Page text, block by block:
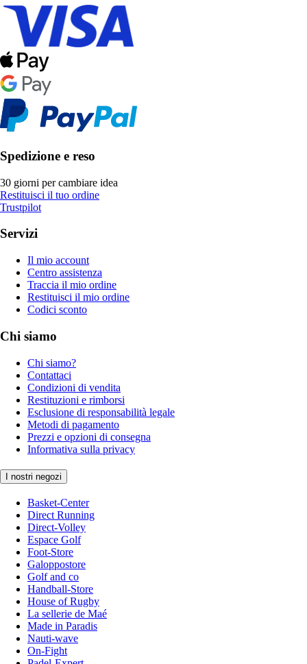
Spedizione e reso
30 giorni per cambiare idea
Restituisci il tuo ordine
Trustpilot
Servizi
Il mio account
Centro assistenza
Traccia il mio ordine
Restituisci il mio ordine
Codici sconto
Chi siamo
Chi siamo?
Contattaci
Condizioni di vendita
Restituzioni e rimborsi
Esclusione di responsabilità legale
Metodi di pagamento
Prezzi e opzioni di consegna
Informativa sulla privacy
I nostri negozi
Basket-Center
Direct Running
Direct-Volley
Espace Golf
Foot-Store
Galoppostore
Golf and co
Handball-Store
House of Rugby
La sellerie de Maé
Made in Paradis
Nauti-wave
On-Fight